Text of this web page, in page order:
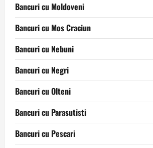
Bancuri cu Moldoveni
Bancuri cu Mos Craciun
Bancuri cu Nebuni
Bancuri cu Negri
Bancuri cu Olteni
Bancuri cu Parasutisti
Bancuri cu Pescari